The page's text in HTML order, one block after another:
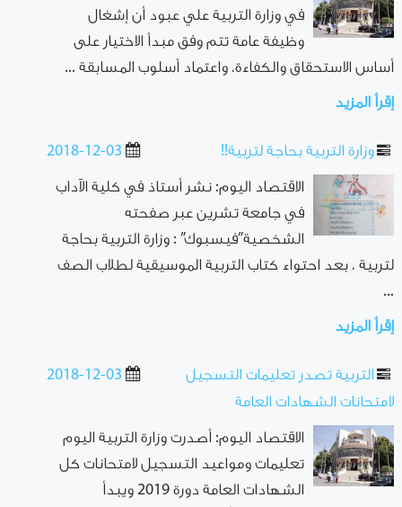
في وزارة التربية علي عبود أن إشغال
وظيفة عامة تتم وفق مبدأ الاختيار على
أساس الاستحقاق والكفاءة، واعتماد أسلوب المسابقة ...
إقرأ المزيد
2018-12-03 وزارة التربية بحاجة لتربية!!
الاقتصاد اليوم: نشر أستاذ في كلية الآداب
في جامعة تشرين عبر صفحته
الشخصية”فيسبوك” : وزارة التربية بحاجة
لتربية ، بعد احتواء كتاب التربية الموسيقية لطلاب الصف
...
إقرأ المزيد
2018-12-03
التربية تصدر تعليمات التسجيل
لامتحانات الشهادات العامة
الاقتصاد اليوم: أصدرت وزارة التربية اليوم
تعليمات ومواعيد التسجيل لامتحانات كل
الشهادات العامة دورة 2019 ويبدأ